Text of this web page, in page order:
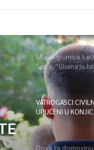
Mlada glumica
Špica: “Gluma je
i disciplinu sve je
VATROGASCI
UPUĆENI U
GAŠENJU POŽARA
Dova za